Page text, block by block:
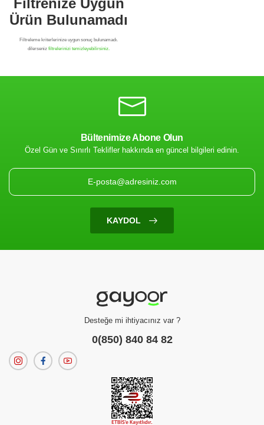
Filtrenize Uygun
Ürün Bulunamadı
Bültenimize Abone Olun
Özel Gün ve Sınırlı Teklifler hakkında en güncel bilgileri edinin.
KAYDOL
Desteğe mi ihtiyacınız var ?
0(850) 840 84 82